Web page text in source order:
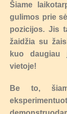
Šiame
gulimos prie
pozicijos. Jis
žaidžia su
kuo daugiau
vietoje!
Be to,